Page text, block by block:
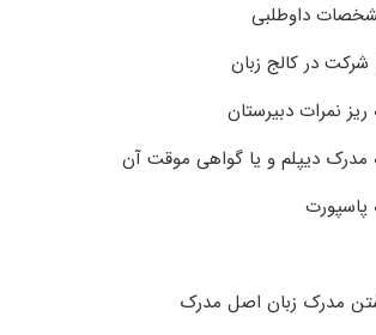
داوطلبی
شرکت در کالج زبان
نمرات دبیرستان
دیپلم و یا گواهی موقت آن
مدرک زبان اصل مدرک